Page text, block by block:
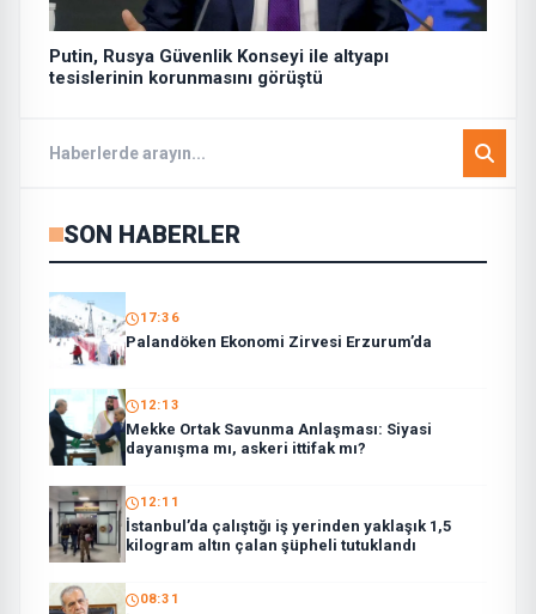
Putin, Rusya Güvenlik Konseyi ile altyapı
tesislerinin korunmasını görüştü
SON HABERLER
17:36
Palandöken Ekonomi Zirvesi Erzurum’da
12:13
Mekke Ortak Savunma Anlaşması: Siyasi
dayanışma mı, askeri ittifak mı?
12:11
İstanbul’da çalıştığı iş yerinden yaklaşık 1,5
kilogram altın çalan şüpheli tutuklandı
08:31